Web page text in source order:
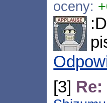
oceny:
[3]